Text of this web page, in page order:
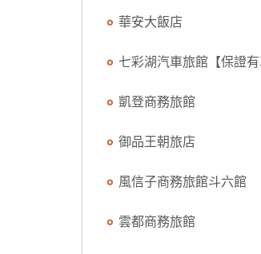
華安大飯店
七彩湖汽車旅館【保證有
凱登商務旅館
御品王朝旅店
風信子商務旅館斗六館
雲都商務旅館